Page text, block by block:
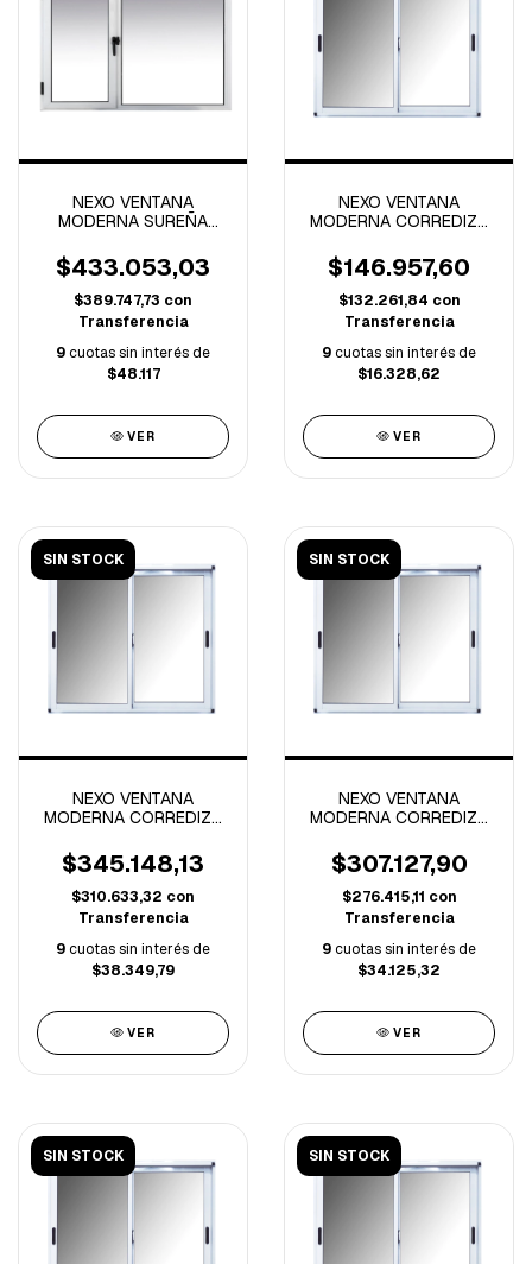
NEXO VENTANA
MODERNA SUREÑA
APERTURA DERECHA
$433.053,03
$389.747,73 con
Transferencia
9cuotas sin interés de
$48.117
VER
NEXO VENTANA
MODERNA CORREDIZA
1.00x0.40 MTS
$146.957,60
$132.261,84 con
Transferencia
9cuotas sin interés de
$16.328,62
VER
SIN STOCK
NEXO VENTANA
MODERNA CORREDIZA
1.50x1.50 MTS
$345.148,13
$310.633,32 con
Transferencia
9cuotas sin interés de
$38.349,79
VER
SIN STOCK
NEXO VENTANA
MODERNA CORREDIZA
1.20x1.50 MTS
$307.127,90
$276.415,11 con
Transferencia
9cuotas sin interés de
$34.125,32
VER
SIN STOCK SIN STOCK